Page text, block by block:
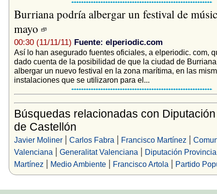
Burriana podría albergar un festival de
mayo
00:30 (11/11/11) Fuente: elperiodic.com
Así lo han asegurado fuentes oficiales, a elperiodic. com,
dado cuenta de la posibilidad de que la ciudad de
albergar un nuevo festival en la zona marítima, en las
instalaciones que se utilizaron para el...
Búsquedas relacionadas con
de Castellón
Javier Moliner| Carlos Fabra | Francisco Martínez |
Valenciana | Generalitat Valenciana | Diputación
Martínez | Medio Ambiente| Francisco Artola | Partido